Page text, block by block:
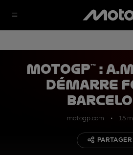
MotoGP™ :
démarre
motogp.com 15
PARTAGER